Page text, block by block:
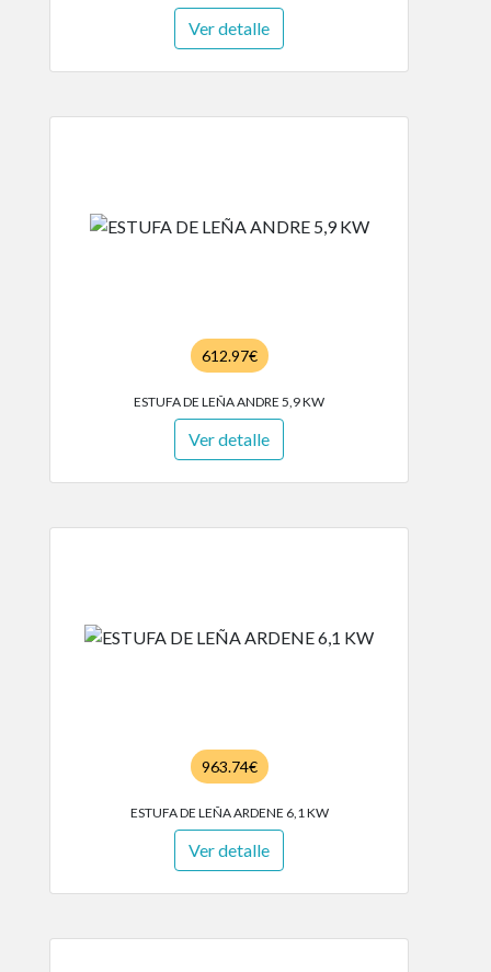
Ver detalle
612.97€
ESTUFA DE LEÑA ANDRE 5,9 KW
Ver detalle
963.74€
ESTUFA DE LEÑA ARDENE 6,1 KW
Ver detalle